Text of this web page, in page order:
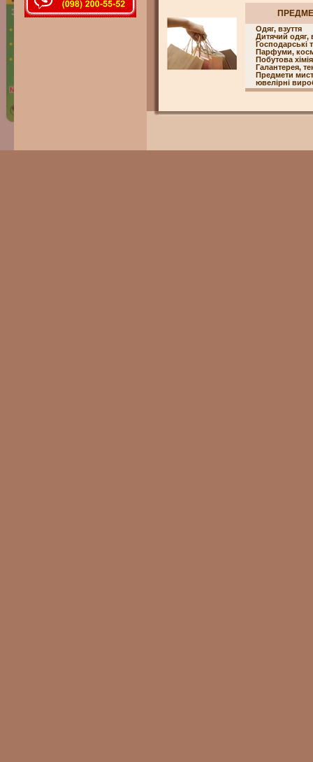
Одяг, взуття
Дитячий одяг,
Господарські
Парфуми,
Побутова
Галантерея,
Предмети
ювелірні